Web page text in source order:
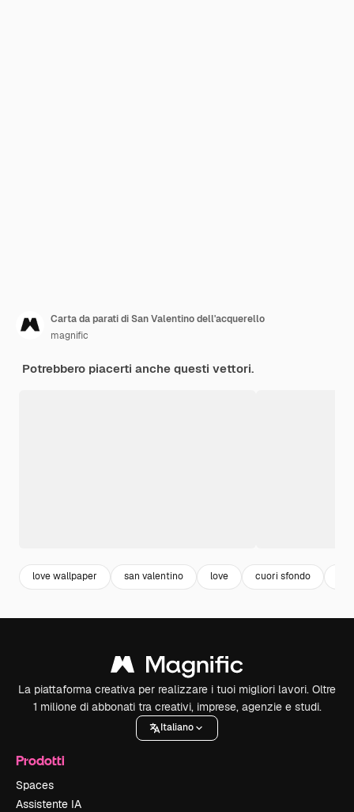
Carta da parati di San Valentino dell'acquerello
magnific
Potrebbero piacerti anche questi vettori.
love wallpaper san valentino love cuori sfondo
La piattaforma creativa per realizzare i tuoi migliori lavori. Oltre
1 milione di abbonati tra creativi, imprese, agenzie e studi.
Italiano
Prodotti
Spaces
Assistente IA